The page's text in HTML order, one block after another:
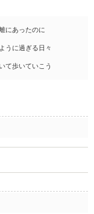
にあったのに
うに過ぎる日々
て歩いていこう